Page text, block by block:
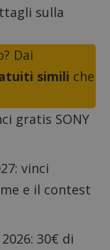
sulla
Dai
simili che
gratis SONY
vinci
e il contest
: 30€ di